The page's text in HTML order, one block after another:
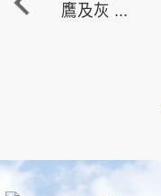
鷹及灰 ...